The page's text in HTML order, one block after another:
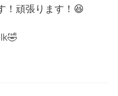
中文
！頑張ります！😆